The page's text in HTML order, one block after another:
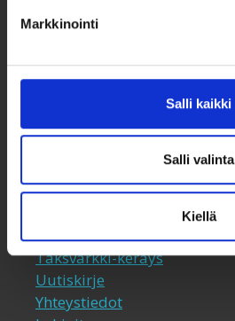
Markkinointi
Salli kaikki
Salli valinta
Kiellä
Taksvärkki ry
00530 Helsinki
050 341 5507
taksvarkki@taksvarkki.fi
Taksvärkki-keräys
Uutiskirje
Yhteystiedot